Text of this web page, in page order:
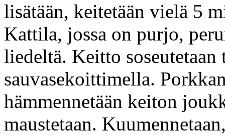
lisätään, keitetään vielä 5
Kattila, jossa on purjo,
liedeltä. Keitto
sauvasekoittimella.
hämmennetään keiton
maustetaan.